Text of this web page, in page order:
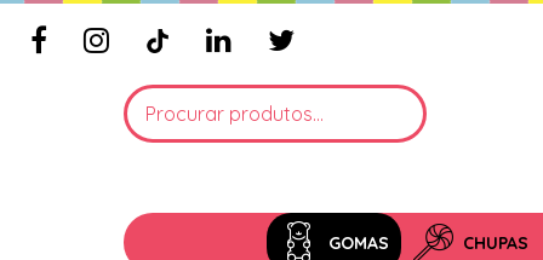
GOMAS CHUPAS